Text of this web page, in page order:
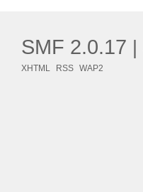
SMF 2.0.17
XHTML RSS WAP2